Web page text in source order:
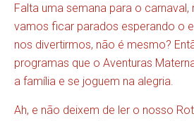
Falta uma semana para o
vamos ficar parados esperando o
nos divertirmos, não é mesmo?
programas que o Aventuras
a família e se joguem na alegria.
Ah, e não deixem de ler o nosso